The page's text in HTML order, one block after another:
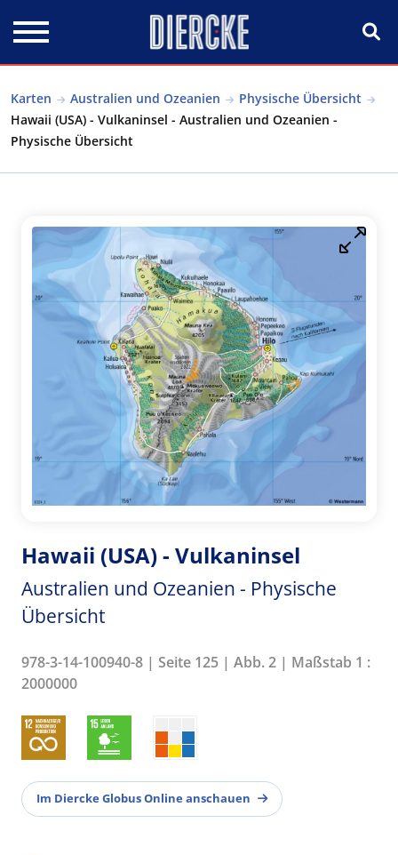
Karten Australien und Ozeanien
Physische Übersicht
Hawaii (USA) - Vulkaninsel - Australien und Ozeanien -
Physische Übersicht
Hawaii (USA) - Vulkaninsel
Australien und Ozeanien - Physische
Übersicht
978-3-14-100940-8 | Seite 125 | Abb. 2 | Maßstab 1 :
2000000
Im Diercke Globus Online anschauen